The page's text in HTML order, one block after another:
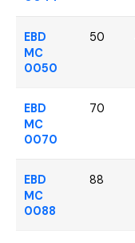
EBD
MC
0050
50
EBD
MC
0070
70
EBD
MC
0088
88